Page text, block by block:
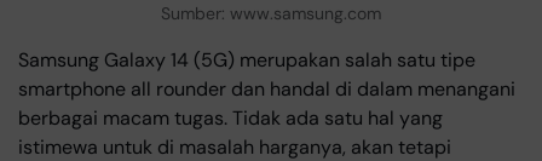
Sumber: www.samsung.com
Samsung Galaxy 14 (5G) merupakan salah satu tipe
smartphone all rounder dan handal di dalam menangani
berbagai macam tugas. Tidak ada satu hal yang
istimewa untuk di masalah harganya, akan tetapi